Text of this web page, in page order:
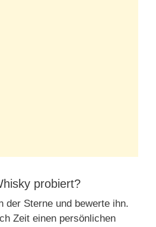
probiert?
der Sterne und bewerte ihn.
Zeit einen persönlichen